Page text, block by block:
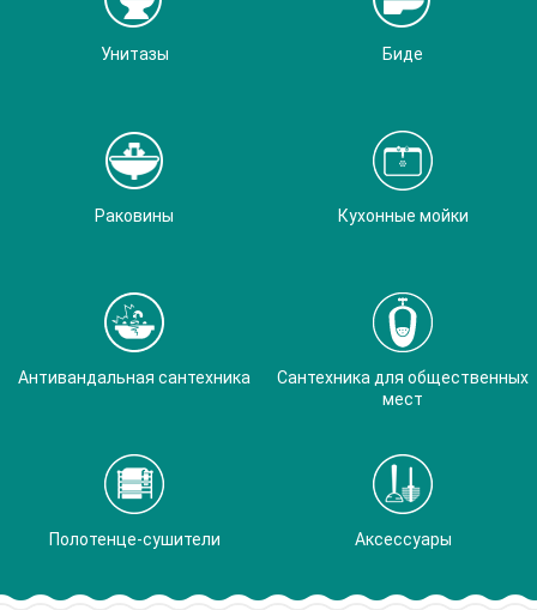
Унитазы Биде
Раковины Кухонные мойки
Антивандальная сантехника
Сантехника для общественных
мест
Полотенце-сушители Аксессуары